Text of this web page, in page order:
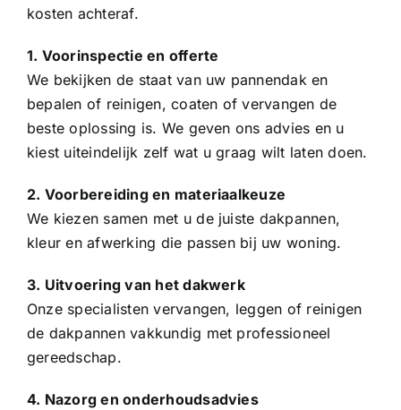
kosten achteraf.
1. Voorinspectie en offerte
We bekijken de staat van uw pannendak en
bepalen of reinigen, coaten of vervangen de
beste oplossing is. We geven ons advies en u
kiest uiteindelijk zelf wat u graag wilt laten doen.
2. Voorbereiding en materiaalkeuze
We kiezen samen met u de juiste dakpannen,
kleur en afwerking die passen bij uw woning.
3. Uitvoering van het dakwerk
Onze specialisten vervangen, leggen of reinigen
de dakpannen vakkundig met professioneel
gereedschap.
4. Nazorg en onderhoudsadvies